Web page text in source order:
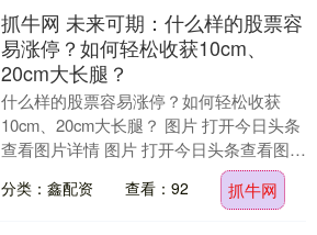
抓牛网 未来可期：什么样的股票容
易涨停？如何轻松收获10cm、
20cm大长腿？
什么样的股票容易涨停？如何轻松收获
10cm、20cm大长腿？ 图片 打开今日头条
查看图片详情 图片 打开今日头条查看图片
详情 图片 打开今日头条查看图片详情
图....
分类：鑫配资 查看：92 抓牛网